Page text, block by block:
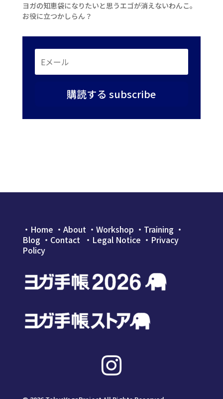
ヨガの知恵袋になりたいと思うエゴが消えないわんこ。
お役に立つかしらん？
購読する subscribe
・ Home ・ About・ Workshop ・ Training ・
Blog ・ Contact ・Legal Notice ・ Privacy
Policy
